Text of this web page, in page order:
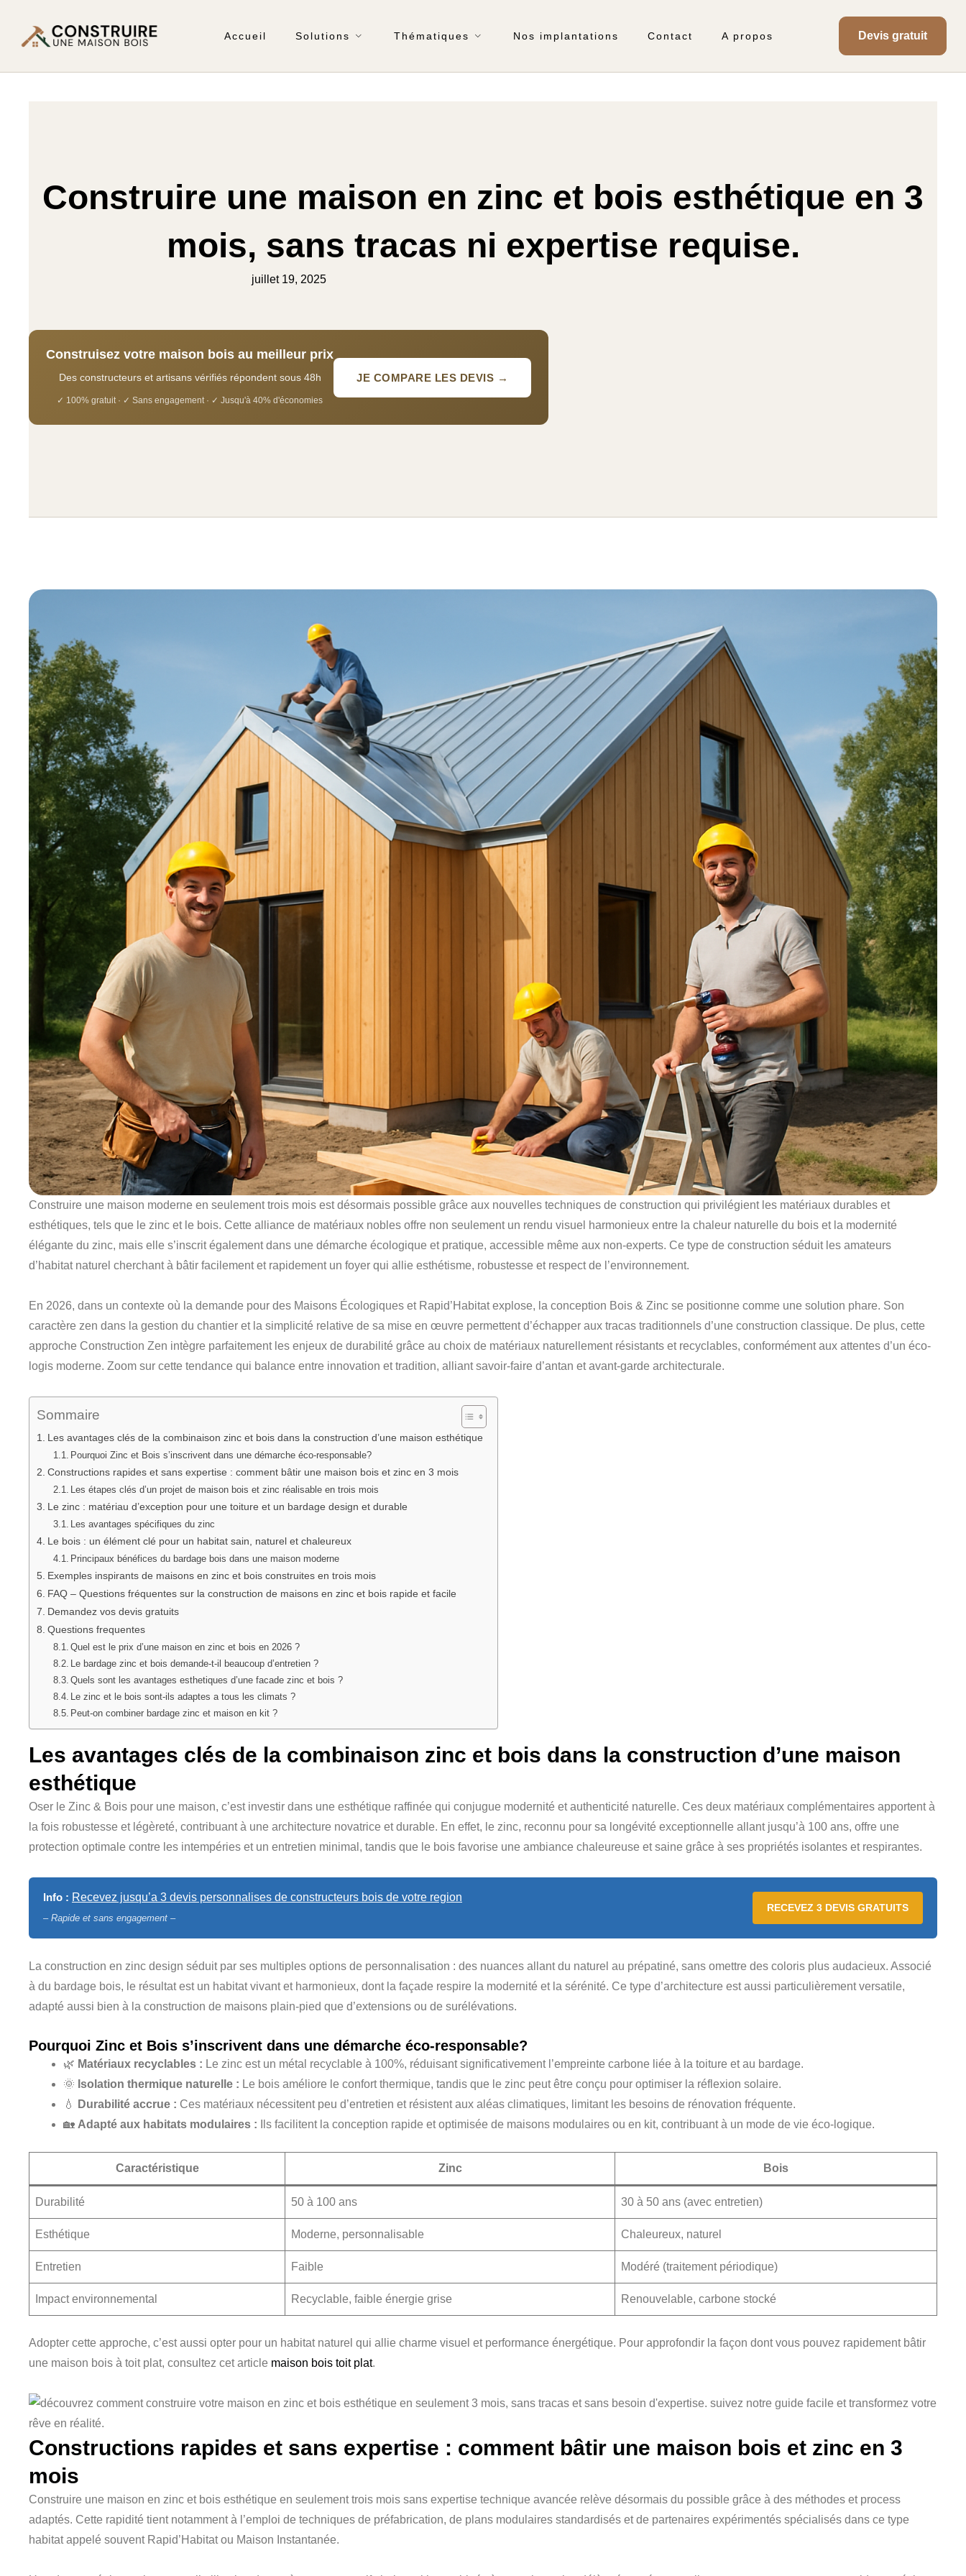
Accueil Solutions Thématiques Nos implantations Contact A propos Devis gratuit
Construire une maison en zinc et bois esthétique en 3
mois, sans tracas ni expertise requise.
juillet 19, 2025
Construisez votre maison bois au meilleur prix
Des constructeurs et artisans vérifiés répondent sous 48h
✓ 100% gratuit · ✓ Sans engagement · ✓ Jusqu'à 40% d'économies
JE COMPARE LES DEVIS →
Construire une maison moderne en seulement trois mois est désormais possible grâce aux nouvelles techniques de construction qui privilégient les matériaux durables et
esthétiques, tels que le zinc et le bois. Cette alliance de matériaux nobles offre non seulement un rendu visuel harmonieux entre la chaleur naturelle du bois et la modernité
élégante du zinc, mais elle s’inscrit également dans une démarche écologique et pratique, accessible même aux non-experts. Ce type de construction séduit les amateurs
d’habitat naturel cherchant à bâtir facilement et rapidement un foyer qui allie esthétisme, robustesse et respect de l’environnement.
En 2026, dans un contexte où la demande pour des Maisons Écologiques et Rapid’Habitat explose, la conception Bois & Zinc se positionne comme une solution phare. Son
caractère zen dans la gestion du chantier et la simplicité relative de sa mise en œuvre permettent d’échapper aux tracas traditionnels d’une construction classique. De plus, cette
approche Construction Zen intègre parfaitement les enjeux de durabilité grâce au choix de matériaux naturellement résistants et recyclables, conformément aux attentes d’un éco-
logis moderne. Zoom sur cette tendance qui balance entre innovation et tradition, alliant savoir-faire d’antan et avant-garde architecturale.
Sommaire
Les avantages clés de la combinaison zinc et bois dans la construction d’une maison esthétique
Pourquoi Zinc et Bois s’inscrivent dans une démarche éco-responsable?
Constructions rapides et sans expertise : comment bâtir une maison bois et zinc en 3 mois
Les étapes clés d’un projet de maison bois et zinc réalisable en trois mois
Le zinc : matériau d’exception pour une toiture et un bardage design et durable
Les avantages spécifiques du zinc
Le bois : un élément clé pour un habitat sain, naturel et chaleureux
Principaux bénéfices du bardage bois dans une maison moderne
Exemples inspirants de maisons en zinc et bois construites en trois mois
FAQ – Questions fréquentes sur la construction de maisons en zinc et bois rapide et facile
Demandez vos devis gratuits
Questions frequentes
Quel est le prix d’une maison en zinc et bois en 2026 ?
Le bardage zinc et bois demande-t-il beaucoup d’entretien ?
Quels sont les avantages esthetiques d’une facade zinc et bois ?
Le zinc et le bois sont-ils adaptes a tous les climats ?
Peut-on combiner bardage zinc et maison en kit ?
Les avantages clés de la combinaison zinc et bois dans la construction d’une maison
esthétique
Oser le Zinc & Bois pour une maison, c’est investir dans une esthétique raffinée qui conjugue modernité et authenticité naturelle. Ces deux matériaux complémentaires apportent à
la fois robustesse et légèreté, contribuant à une architecture novatrice et durable. En effet, le zinc, reconnu pour sa longévité exceptionnelle allant jusqu’à 100 ans, offre une
protection optimale contre les intempéries et un entretien minimal, tandis que le bois favorise une ambiance chaleureuse et saine grâce à ses propriétés isolantes et respirantes.
Info : Recevez jusqu’a 3 devis personnalises de constructeurs bois de votre region
– Rapide et sans engagement –
RECEVEZ 3 DEVIS GRATUITS
La construction en zinc design séduit par ses multiples options de personnalisation : des nuances allant du naturel au prépatiné, sans omettre des coloris plus audacieux. Associé
à du bardage bois, le résultat est un habitat vivant et harmonieux, dont la façade respire la modernité et la sérénité. Ce type d’architecture est aussi particulièrement versatile,
adapté aussi bien à la construction de maisons plain-pied que d’extensions ou de surélévations.
Pourquoi Zinc et Bois s’inscrivent dans une démarche éco-responsable?
🌿 Matériaux recyclables : Le zinc est un métal recyclable à 100%, réduisant significativement l’empreinte carbone liée à la toiture et au bardage.
🌞 Isolation thermique naturelle : Le bois améliore le confort thermique, tandis que le zinc peut être conçu pour optimiser la réflexion solaire.
💧
Durabilité accrue : Ces matériaux nécessitent peu d’entretien et résistent aux aléas climatiques, limitant les besoins de rénovation fréquente.
🏡 Adapté aux habitats modulaires : Ils facilitent la conception rapide et optimisée de maisons modulaires ou en kit, contribuant à un mode de vie éco-logique.
Caractéristique Zinc Bois
Durabilité 50 à 100 ans 30 à 50 ans (avec entretien)
Esthétique Moderne, personnalisable Chaleureux, naturel
Entretien Faible Modéré (traitement périodique)
Impact environnemental Recyclable, faible énergie grise Renouvelable, carbone stocké
Adopter cette approche, c’est aussi opter pour un habitat naturel qui allie charme visuel et performance énergétique. Pour approfondir la façon dont vous pouvez rapidement bâtir
une maison bois à toit plat, consultez cet article maison bois toit plat.
Constructions rapides et sans expertise : comment bâtir une maison bois et zinc en 3
mois
Construire une maison en zinc et bois esthétique en seulement trois mois sans expertise technique avancée relève désormais du possible grâce à des méthodes et process
adaptés. Cette rapidité tient notamment à l’emploi de techniques de préfabrication, de plans modulaires standardisés et de partenaires expérimentés spécialisés dans ce type
habitat appelé souvent Rapid’Habitat ou Maison Instantanée.